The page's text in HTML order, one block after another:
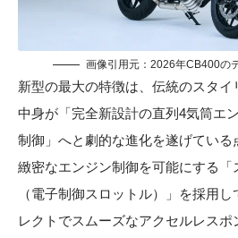
画像引用元： 2026年CB400の
新型の最大の特徴は、伝統のスタイ
中身が「完全新設計の直列4気筒エ
制御」へと劇的な進化を遂げている
緻密なエンジン制御を可能にする「
（電子制御スロットル）」を採用
レクトでスムーズなアクセルレスポ